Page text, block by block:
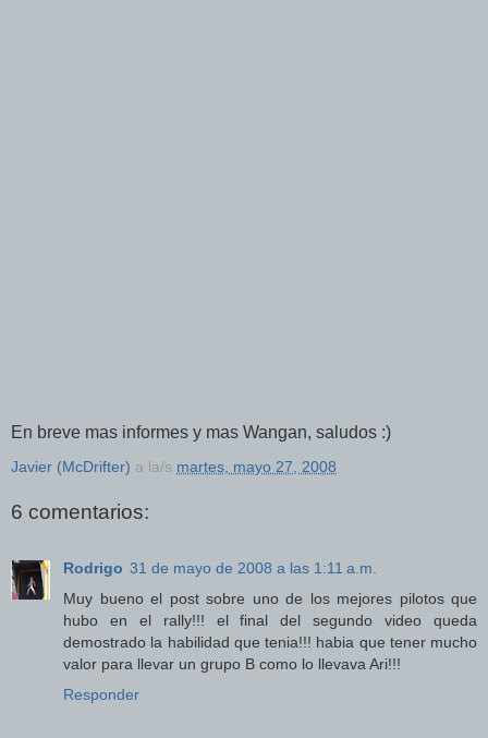
En breve mas informes y mas Wangan, saludos :)
Javier (McDrifter) a la/s martes, mayo 27, 2008
6 comentarios:
Rodrigo 31 de mayo de 2008 a las 1:11 a.m.
Muy bueno el post sobre uno de los mejores pilotos que
hubo en el rally!!! el final del segundo video queda
demostrado la habilidad que tenia!!! habia que tener mucho
valor para llevar un grupo B como lo llevava Ari!!!
Responder